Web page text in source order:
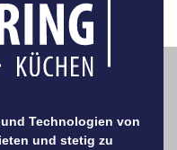
Technologien von
und stetig zu